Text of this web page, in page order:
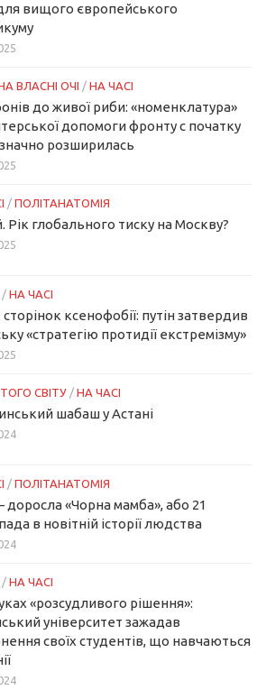
вищого європейського
ВЛАСНІ ОЧІ / НА ЧАСІ
до живої риби: «номенклатура»
допомоги фронту с початку
розширилась
/ ПОЛІТАНАТОМІЯ
Рік глобального тиску на Москву?
/ НА ЧАСІ
ксенофобії: путін затвердив
«стратегію протидії екстремізму»
ТОГО СВІТУ / НА ЧАСІ
шабаш у Астані
/ ПОЛІТАНАТОМІЯ
доросла «Чорна мамба», або 21
в новітній історії людства
/ НА ЧАСІ
«розсудливого рішення»:
університет зажадав
своїх студентів, що навчаються